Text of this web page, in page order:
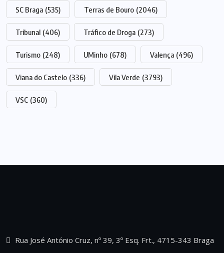
SC Braga (535) Terras de Bouro (2046)
Tribunal (406) Tráfico de Droga (273)
Turismo (248) UMinho (678) Valença (496)
Viana do Castelo (336) Vila Verde (3793)
VSC (360)
Rua José António Cruz, nº 39, 3º Esq. Frt., 4715-343 Braga